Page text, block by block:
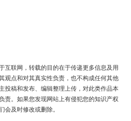
互联网，转载的目的在于传递更多信息及用
观点和对其真实性负责，也不构成任何其他
投稿和发布、编辑整理上传，对此类作品本
责。如果您发现网站上有侵犯您的知识产权
会及时修改或删除。